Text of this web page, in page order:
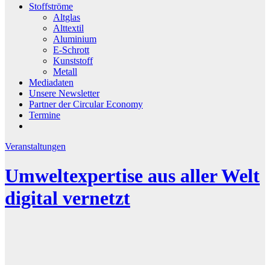
Stoffströme
Altglas
Alttextil
Aluminium
E-Schrott
Kunststoff
Metall
Mediadaten
Unsere Newsletter
Partner der Circular Economy
Termine
Veranstaltungen
Umweltexpertise aus aller Welt
digital vernetzt